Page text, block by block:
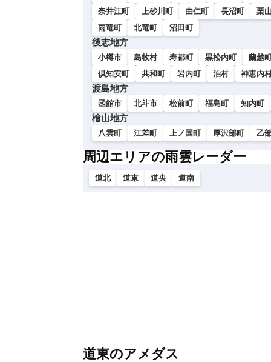
奈井江町
上砂川町 由仁町 長沼町 栗
雨竜町
北竜町 沼田町
後志地方
小樽市 島牧村 寿都町 黒松内町 蘭越
倶知安町
共和町 岩内町 泊村 神恵内
渡島地方
函館市 北斗市 松前町 福島町 知内町
檜山地方
八雲町 江差町 上ノ国町 厚沢部町 乙
周辺エリアの雨雲レーダー
道北 道東 道央 道南
道東のアメダス